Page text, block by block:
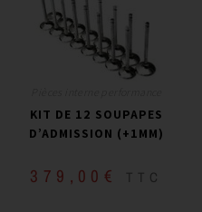
KIT DE 12 SOUPAPES
D’ADMISSION (+1MM)
379,00 € TTC